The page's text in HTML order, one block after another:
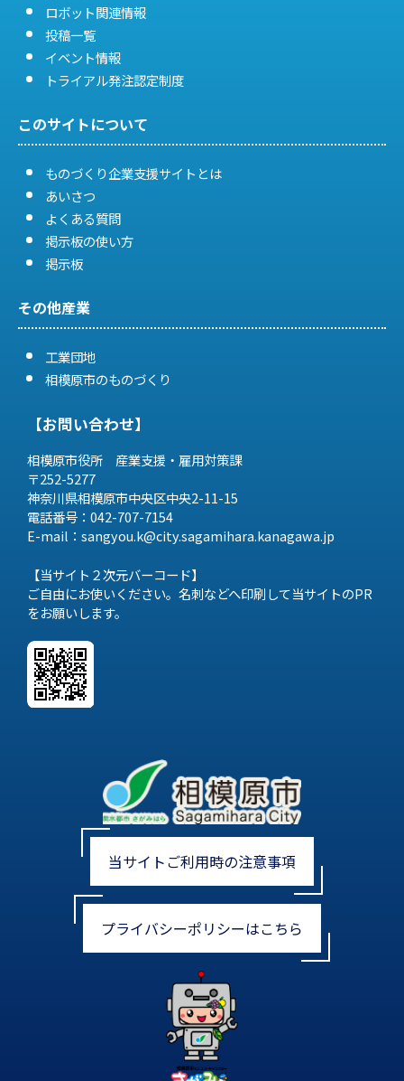
ロボット関連情報
投稿一覧
イベント情報
トライアル発注認定制度
このサイトについて
ものづくり企業支援サイトとは
あいさつ
よくある質問
掲示板の使い方
掲示板
その他産業
工業団地
相模原市のものづくり
【お問い合わせ】
相模原市役所 産業支援・雇用対策課
〒252-5277
神奈川県相模原市中央区中央2-11-15
電話番号：042-707-7154
E-mail：sangyou.k@city.sagamihara.kanagawa.jp
【当サイト２次元バーコード】
ご自由にお使いください。名刺などへ印刷して当サイトのPR
をお願いします。
当サイトご利用時の注意事項
プライバシーポリシーはこちら